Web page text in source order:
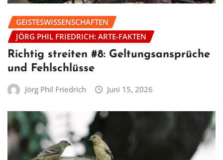
GEISTESWISSENSCHAFTEN
JÖRG PHIL FRIEDRICH: ARTE-FAKTEN
Richtig streiten #8: Geltungsansprüche
und Fehlschlüsse
Jörg Phil Friedrich Juni 15, 2026